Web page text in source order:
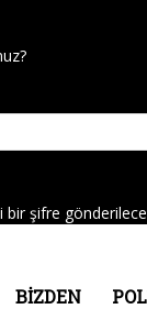
bir şifre
BİZDEN